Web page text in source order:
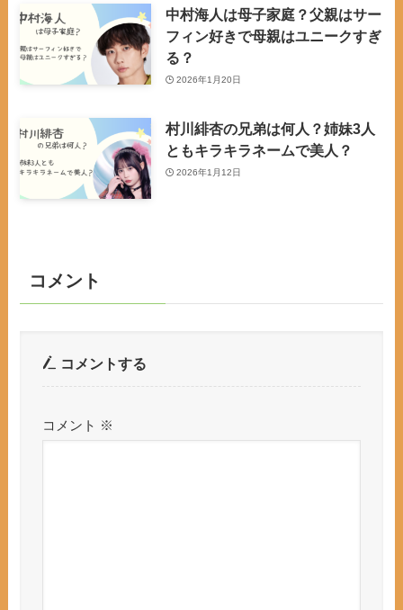
中村海人は母子家庭？父親はサー
フィン好きで母親はユニークすぎ
る？
2026年1月20日
村川緋杏の兄弟は何人？姉妹3人
ともキラキラネームで美人？
2026年1月12日
コメント
コメントする
コメント ※